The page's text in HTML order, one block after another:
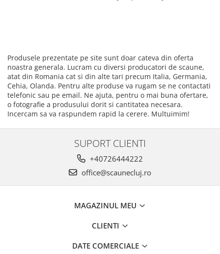
Produsele prezentate pe site sunt doar cateva din oferta
noastra generala. Lucram cu diversi producatori de scaune,
atat din Romania cat si din alte tari precum Italia, Germania,
Cehia, Olanda. Pentru alte produse va rugam se ne contactati
telefonic sau pe email. Ne ajuta, pentru o mai buna ofertare,
o fotografie a produsului dorit si cantitatea necesara.
Incercam sa va raspundem rapid la cerere. Multuimim!
SUPORT CLIENTI
+40726444222
office@scaunecluj.ro
MAGAZINUL MEU
CLIENTI
DATE COMERCIALE